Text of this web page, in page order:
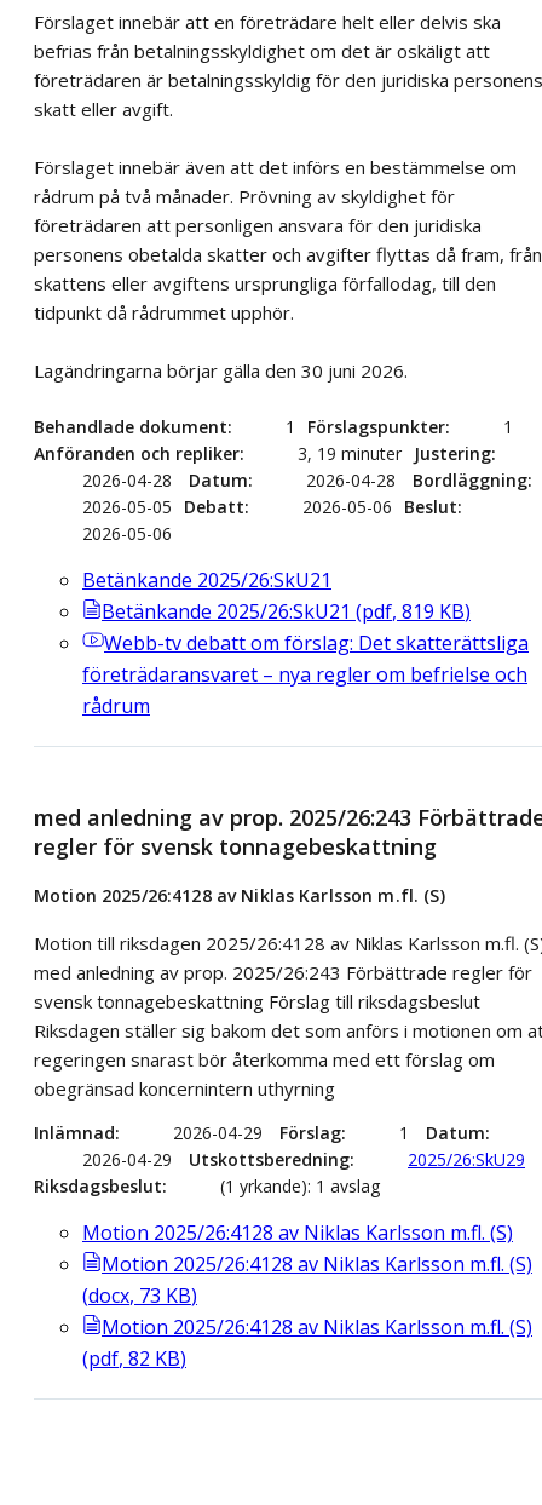
Förslaget innebär att en företrädare helt eller delvis ska
befrias från betalningsskyldighet om det är oskäligt att
företrädaren är betalningsskyldig för den juridiska personens
skatt eller avgift.
Förslaget innebär även att det införs en bestämmelse om
rådrum på två månader. Prövning av skyldighet för
företrädaren att personligen ansvara för den juridiska
personens obetalda skatter och avgifter flyttas då fram, från
skattens eller avgiftens ursprungliga förfallodag, till den
tidpunkt då rådrummet upphör.
Lagändringarna börjar gälla den 30 juni 2026.
Behandlade dokument 1 Förslagspunkter
1
Anföranden och repliker
3, 19 minuter
Justering
2026-04-28
Datum 2026-04-28
Bordläggning
2026-05-05
Debatt 2026-05-06
Beslut
2026-05-06
Betänkande 2025/26:SkU21
Betänkande 2025/26:SkU21 (pdf, 819 KB)
Webb-tvdebatt om förslag: Det skatterättsliga
företrädaransvaret – nya regler om befrielse och
rådrum
med anledning av prop. 2025/26:243
regler för svensk tonnagebeskattning
Motion 2025/26:4128 av Niklas Karlsson m.fl. (S)
Motion till riksdagen 2025/26:4128 av Niklas Karlsson m.fl.
med anledning av prop. 2025/26:243 Förbättrade regler för
svensk tonnagebeskattning Förslag till riksdagsbeslut
Riksdagen ställer sig bakom det som anförs i motionen om
regeringen snarast bör återkomma med ett förslag om
obegränsad koncernintern uthyrning
Inlämnad 2026-04-29 Förslag 1
Datum
2026-04-29
Utskottsberedning
2025/26:SkU29
Riksdagsbeslut
(1 yrkande): 1 avslag
Motion 2025/26:4128 av Niklas Karlsson m.fl. (S)
Motion 2025/26:4128 av Niklas Karlsson m.fl. (S)
(docx, 73 KB)
Motion 2025/26:4128 av Niklas Karlsson m.fl. (S)
(pdf, 82 KB)